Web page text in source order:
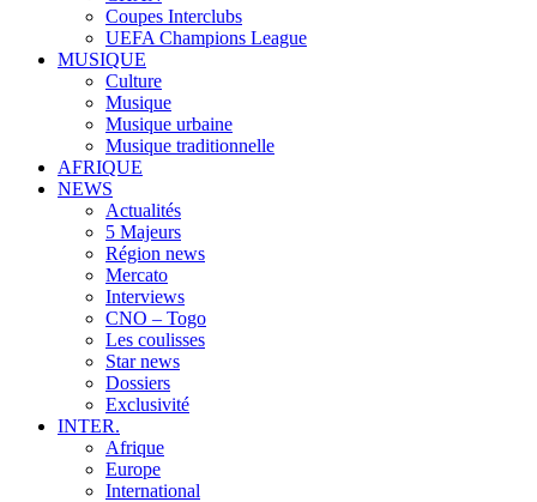
Coupes Interclubs
UEFA Champions League
MUSIQUE
Culture
Musique
Musique urbaine
Musique traditionnelle
AFRIQUE
NEWS
Actualités
5 Majeurs
Région news
Mercato
Interviews
CNO – Togo
Les coulisses
Star news
Dossiers
Exclusivité
INTER.
Afrique
Europe
International